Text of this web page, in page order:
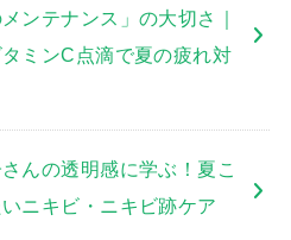
メンテナンス」の大切さ｜
ミンC点滴で夏の疲れ対
んの透明感に学ぶ！夏こ
ニキビ・ニキビ跡ケア